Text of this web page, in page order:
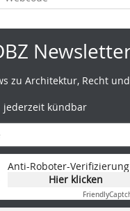
zu Architektur, Recht
jederzeit kündbar
Anti-Roboter-Verifizierung
Hier klicken
Friendly